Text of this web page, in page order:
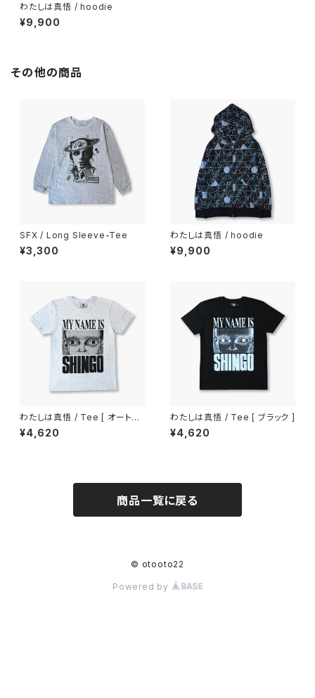
わたしは真悟 / hoodie
¥9,900
その他の商品
SFX / Long Sleeve-Tee
¥3,300
わたしは真悟 / hoodie
¥9,900
わたしは真悟 / Tee [ オートミ
ール ]
¥4,620
わたしは真悟 / Tee [ ブラック ]
¥4,620
商品一覧に戻る
© otooto22
Powered by